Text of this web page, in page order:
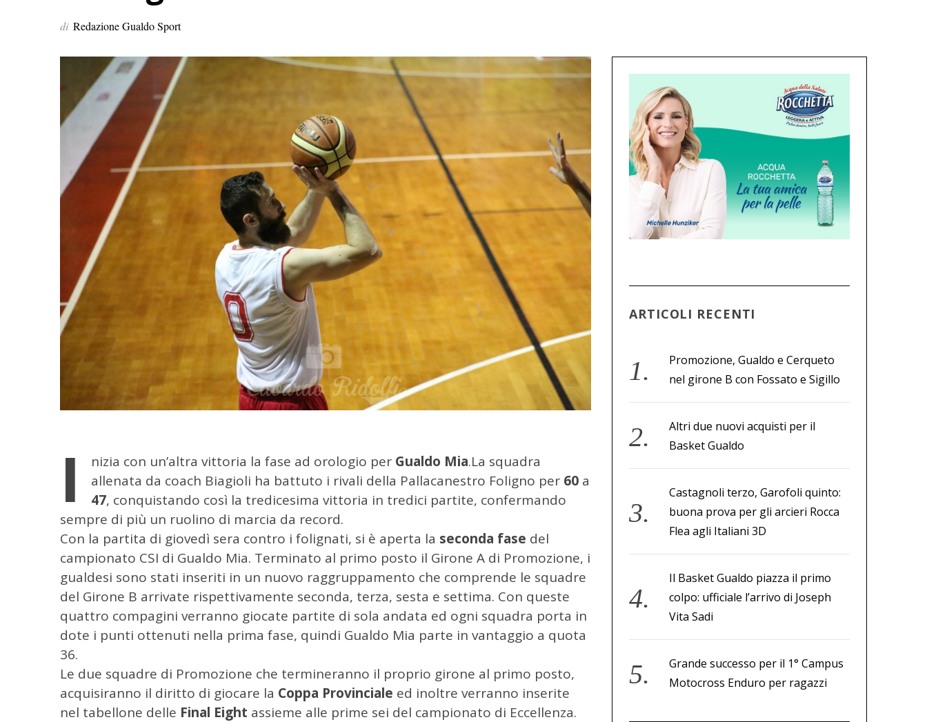
di Redazione Gualdo Sport
I nizia con un’altra vittoria la fase ad orologio per Gualdo Mia.La squadra
allenata da coach Biagioli ha battuto i rivali della Pallacanestro Foligno per 60 a
47, conquistando così la tredicesima vittoria in tredici partite, confermando
sempre di più un ruolino di marcia da record.
Con la partita di giovedì sera contro i folignati, si è aperta la seconda fase del
campionato CSI di Gualdo Mia. Terminato al primo posto il Girone A di Promozione, i
gualdesi sono stati inseriti in un nuovo raggruppamento che comprende le squadre
del Girone B arrivate rispettivamente seconda, terza, sesta e settima. Con queste
quattro compagini verranno giocate partite di sola andata ed ogni squadra porta in
dote i punti ottenuti nella prima fase, quindi Gualdo Mia parte in vantaggio a quota
36.
Le due squadre di Promozione che termineranno il proprio girone al primo posto,
acquisiranno il diritto di giocare la Coppa Provinciale ed inoltre verranno inserite
nel tabellone delle Final Eight assieme alle prime sei del campionato di Eccellenza.
ARTICOLI RECENTI
Promozione, Gualdo e Cerqueto
nel girone B con Fossato e Sigillo
Altri due nuovi acquisti per il
Basket Gualdo
Castagnoli terzo, Garofoli quinto:
buona prova per gli arcieri Rocca
Flea agli Italiani 3D
Il Basket Gualdo piazza il primo
colpo: ufficiale l’arrivo di Joseph
Vita Sadi
Grande successo per il 1° Campus
Motocross Enduro per ragazzi
C
e
r
c
a
p
r
: